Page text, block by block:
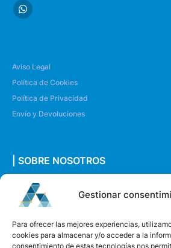
Gestionar
Para ofrecer las mejores experiencias,
cookies para almacenar y/o acceder a la
consentimiento de estas tecnologías nos
Aviso Legal
Política de Cookies
Política de Privacidad
Envío y Devoluciones
| SOBRE NOSOTROS
Quiénes somos
Envíanos un mensaje